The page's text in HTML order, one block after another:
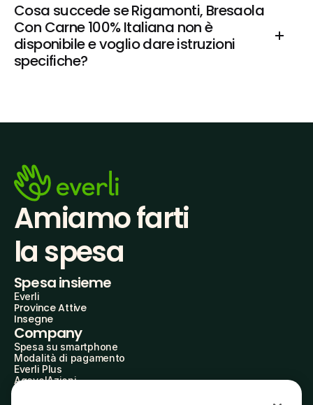
Cosa succede se Rigamonti, Bresaola
Con Carne 100% Italiana non è
disponibile e voglio dare istruzioni
specifiche?
Amiamo farti
la spesa
Spesa insieme
Everli
Province Attive
Insegne
Company
Spesa su smartphone
Modalità di pagamento
Everli Plus
AgevolAzioni